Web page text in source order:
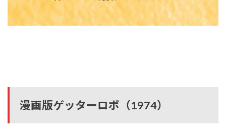
漫画版ゲッターロボ（1974）